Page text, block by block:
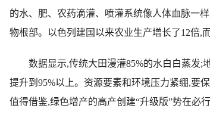
的水、肥、农药滴灌、喷灌系统像人体血脉一
物根部。以色列建国以来农业生产增长了12倍,
数据显示,传统大田漫灌85%的水白白蒸发;
提升到95%以上。资源要素和环境压力紧绷,要
值得借鉴,绿色增产的高产创建“升级版”势在必行